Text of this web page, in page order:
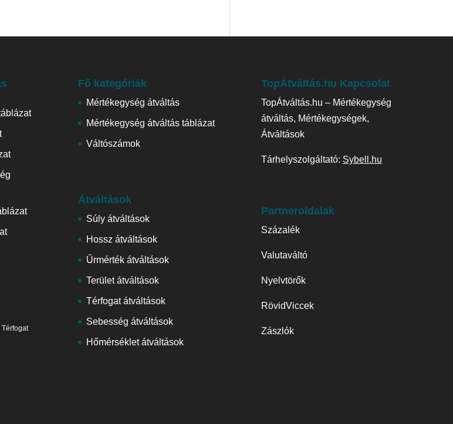
Térfogat
Fő kategóriák
Mértékegység átváltás
Mértékegység átváltás táblázat
Váltószámok
Átváltások
Súly átváltások
Hossz átváltások
Űrmérték átváltások
Terület átváltások
Térfogat átváltások
Sebesség átváltások
Hőmérséklet átváltások
TopÁtváltás.hu Kapcsolat
TopÁtváltás.hu – Mértékegység
átváltás, Mértékegységek,
Átváltások
Tárhelyszolgáltató: Sybell.hu
Partneroldalak
Százalék
Valutaváltó
Nyelvtörők
RövidViccek
Zászlók